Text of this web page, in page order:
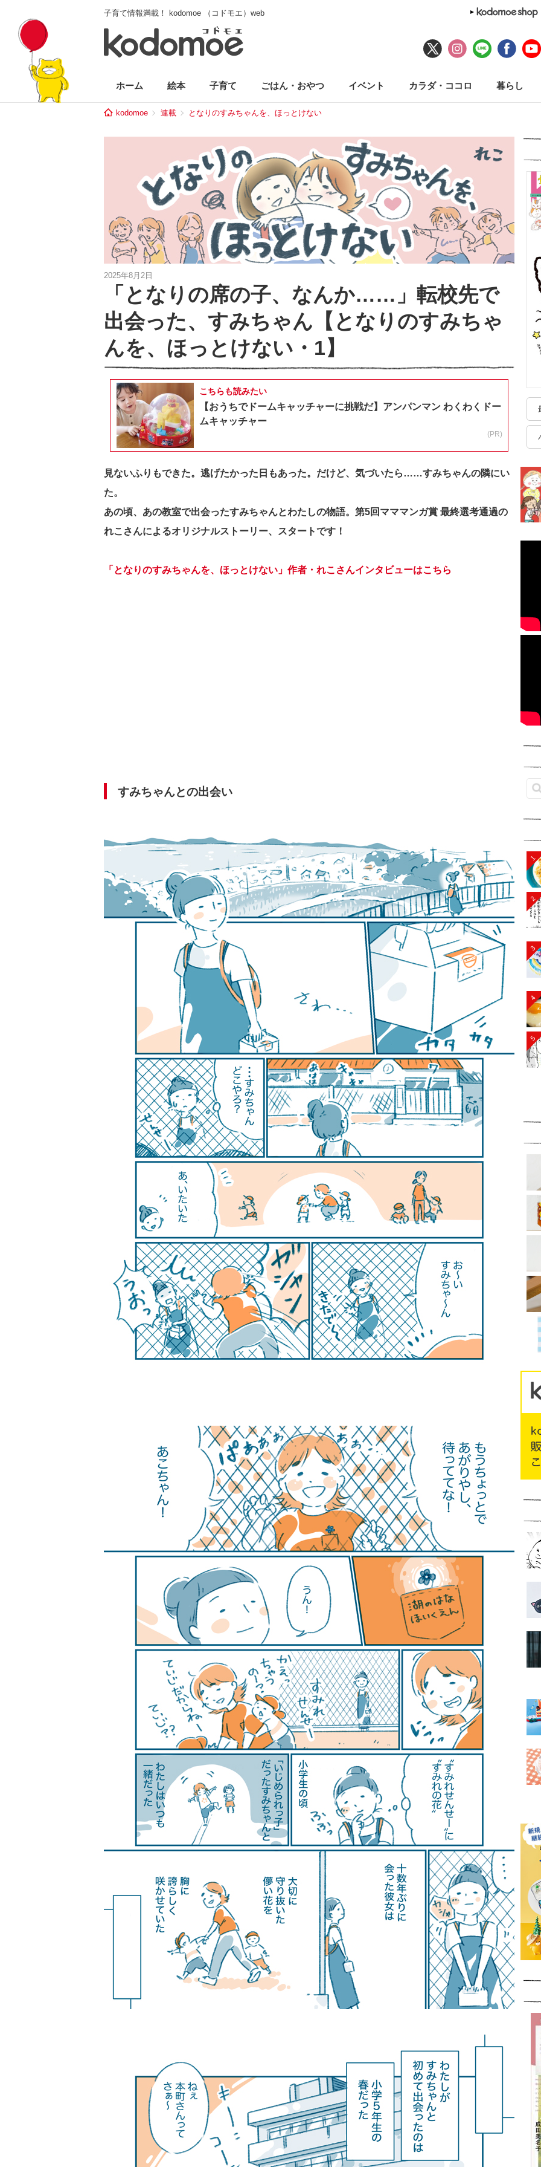
子育て情報満載！ kodomoe （コドモエ）web
ホーム 絵本 子育て ごはん・おやつ イベント カラダ・ココロ 暮らし
kodomoe 連載 となりのすみちゃんを、ほっとけない
2025年8月2日
「となりの席の子、なんか……」転校先で
出会った、すみちゃん【となりのすみちゃ
んを、ほっとけない・1】
こちらも読みたい
【おうちでドームキャッチャーに挑戦だ】アンパンマン わくわくドー
ムキャッチャー
(PR)
見ないふりもできた。逃げたかった日もあった。だけど、気づいたら……すみちゃんの隣にい
た。
あの頃、あの教室で出会ったすみちゃんとわたしの物語。 第5回マママンガ賞 最終選考通過の
れこさんによるオリジナルストーリー、スタートです！
「となりのすみちゃんを、ほっとけない」作者・れこさんインタビューはこちら
すみちゃんとの出会い
1
2
3
4
5